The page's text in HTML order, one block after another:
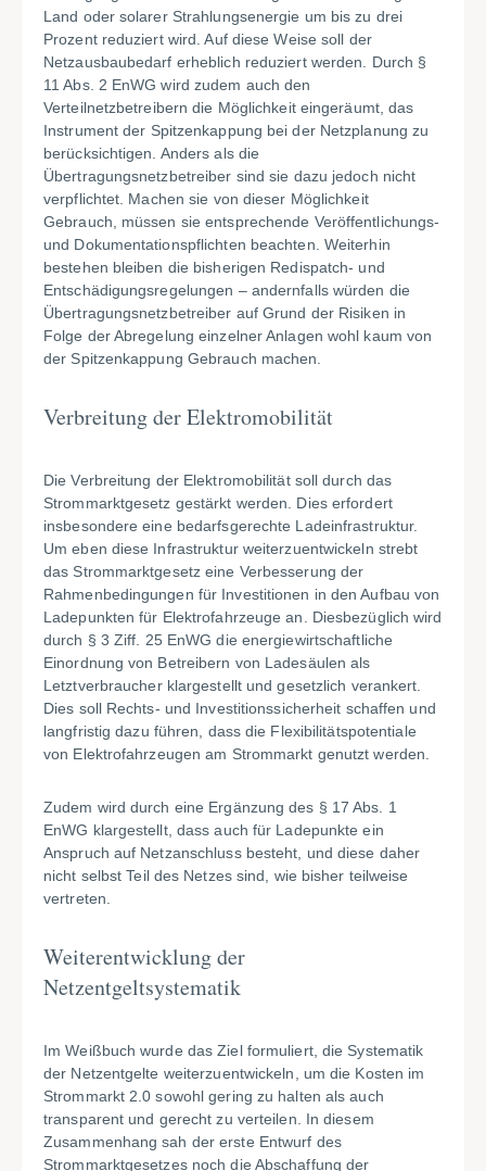
Land oder solarer Strahlungsenergie um bis zu drei
Prozent reduziert wird. Auf diese Weise soll der
Netzausbaubedarf erheblich reduziert werden. Durch §
11 Abs. 2 EnWG wird zudem auch den
Verteilnetzbetreibern die Möglichkeit eingeräumt, das
Instrument der Spitzenkappung bei der Netzplanung zu
berücksichtigen. Anders als die
Übertragungsnetzbetreiber sind sie dazu jedoch nicht
verpflichtet. Machen sie von dieser Möglichkeit
Gebrauch, müssen sie entsprechende Veröffentlichungs-
und Dokumentationspflichten beachten. Weiterhin
bestehen bleiben die bisherigen Redispatch- und
Entschädigungsregelungen – andernfalls würden die
Übertragungsnetzbetreiber auf Grund der Risiken in
Folge der Abregelung einzelner Anlagen wohl kaum von
der Spitzenkappung Gebrauch machen.
Verbreitung der Elektromobilität
Die Verbreitung der Elektromobilität soll durch das
Strommarktgesetz gestärkt werden. Dies erfordert
insbesondere eine bedarfsgerechte Ladeinfrastruktur.
Um eben diese Infrastruktur weiterzuentwickeln strebt
das Strommarktgesetz eine Verbesserung der
Rahmenbedingungen für Investitionen in den Aufbau von
Ladepunkten für Elektrofahrzeuge an. Diesbezüglich wird
durch § 3 Ziff. 25 EnWG die energiewirtschaftliche
Einordnung von Betreibern von Ladesäulen als
Letztverbraucher klargestellt und gesetzlich verankert.
Dies soll Rechts- und Investitionssicherheit schaffen und
langfristig dazu führen, dass die Flexibilitätspotentiale
von Elektrofahrzeugen am Strommarkt genutzt werden.
Zudem wird durch eine Ergänzung des § 17 Abs. 1
EnWG klargestellt, dass auch für Ladepunkte ein
Anspruch auf Netzanschluss besteht, und diese daher
nicht selbst Teil des Netzes sind, wie bisher teilweise
vertreten.
Weiterentwicklung der
Netzentgeltsystematik
Im Weißbuch wurde das Ziel formuliert, die Systematik
der Netzentgelte weiterzuentwickeln, um die Kosten im
Strommarkt 2.0 sowohl gering zu halten als auch
transparent und gerecht zu verteilen. In diesem
Zusammenhang sah der erste Entwurf des
Strommarktgesetzes noch die Abschaffung der